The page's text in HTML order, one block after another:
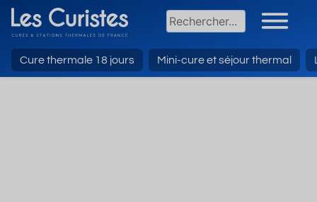
Cure thermale 18 jours Mini-cure et séjour thermal